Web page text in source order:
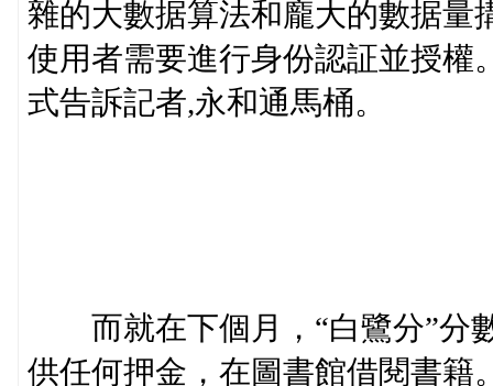
雜的大數据算法和龐大的數据量
使用者需要進行身份認証並授權
式告訴記者,永和通馬桶。
而就在下個月，“白鷺分”分
供任何押金，在圖書館借閱書籍